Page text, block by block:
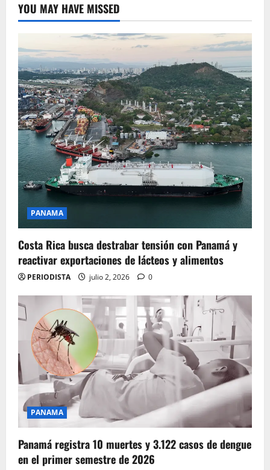
YOU MAY HAVE MISSED
PANAMA
Costa Rica busca destrabar tensión con Panamá y
reactivar exportaciones de lácteos y alimentos
PERIODISTA julio 2, 2026 0
PANAMA
Panamá registra 10 muertes y 3.122 casos de dengue
en el primer semestre de 2026